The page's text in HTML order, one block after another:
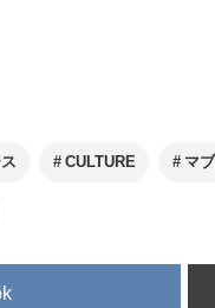
CULTURE マ